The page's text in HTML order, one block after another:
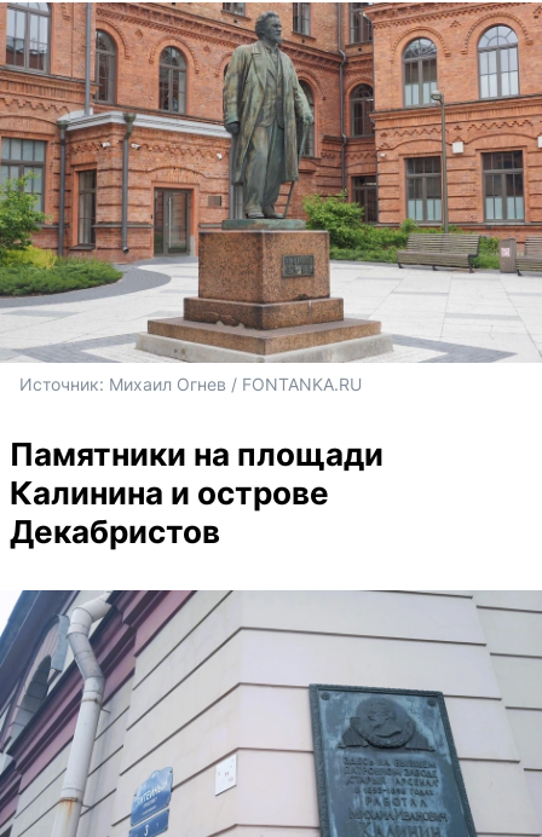
Источник: Михаил Огнев / FONTANKA.RU
Памятники на площади
Калинина и острове
Декабристов